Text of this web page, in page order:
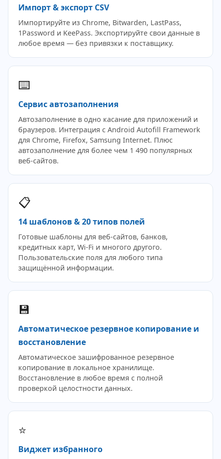
Импорт & экспорт CSV
Импортируйте из Chrome, Bitwarden, LastPass,
1Password и KeePass. Экспортируйте свои данные в
любое время — без привязки к поставщику.
⌨️
Сервис автозаполнения
Автозаполнение в одно касание для приложений и
браузеров. Интеграция с Android Autofill Framework
для Chrome, Firefox, Samsung Internet. Плюс
автозаполнение для более чем 1 490 популярных
веб-сайтов.
📋
14 шаблонов & 20 типов полей
Готовые шаблоны для веб-сайтов, банков,
кредитных карт, Wi-Fi и многого другого.
Пользовательские поля для любого типа
защищённой информации.
💾
Автоматическое резервное копирование и
восстановление
Автоматическое зашифрованное резервное
копирование в локальное хранилище.
Восстановление в любое время с полной
проверкой целостности данных.
⭐
Виджет избранного